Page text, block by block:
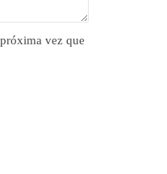
vez que